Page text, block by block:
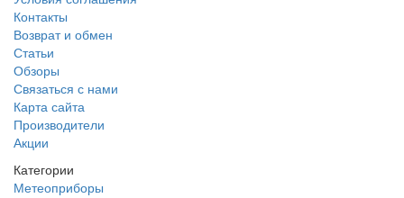
Контакты
Возврат и обмен
Статьи
Обзоры
Связаться с нами
Карта сайта
Производители
Акции
Категории
Метеоприборы